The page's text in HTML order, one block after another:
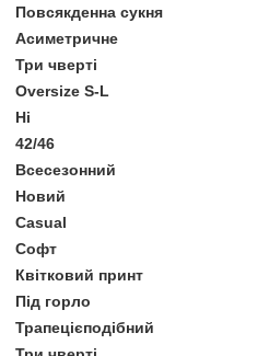
Повсякденна сукня
Асиметричне
Три чверті
Oversize S-L
Ні
42/46
Всесезонний
Новий
Casual
Софт
Квітковий принт
Під горло
Трапецієподібний